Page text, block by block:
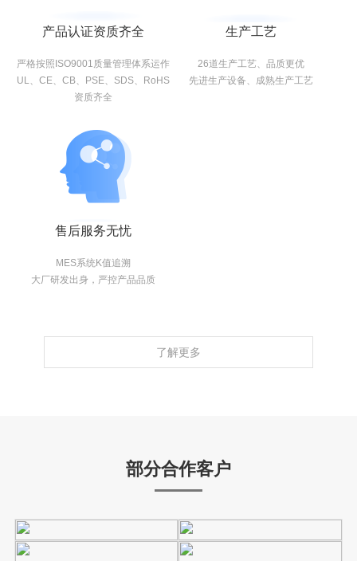
产品认证资质齐全
严格按照ISO9001质量管理体系运作
UL、CE、CB、PSE、SDS、RoHS
资质齐全
生产工艺
26道生产工艺、品质更优
先进生产设备、成熟生产工艺
售后服务无忧
MES系统K值追溯
大厂研发出身，严控产品品质
了解更多
部分合作客户